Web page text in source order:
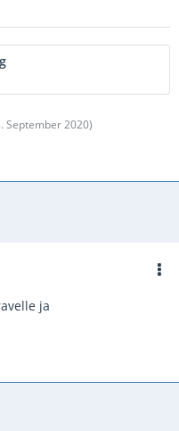
September 2020)
ja